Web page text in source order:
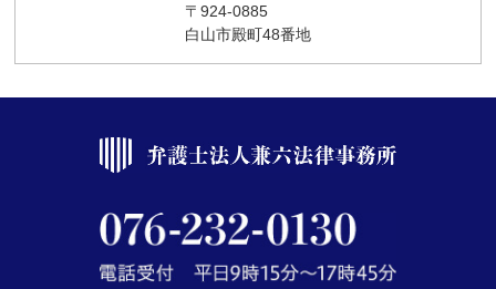
〒924-0885
白山市殿町48番地